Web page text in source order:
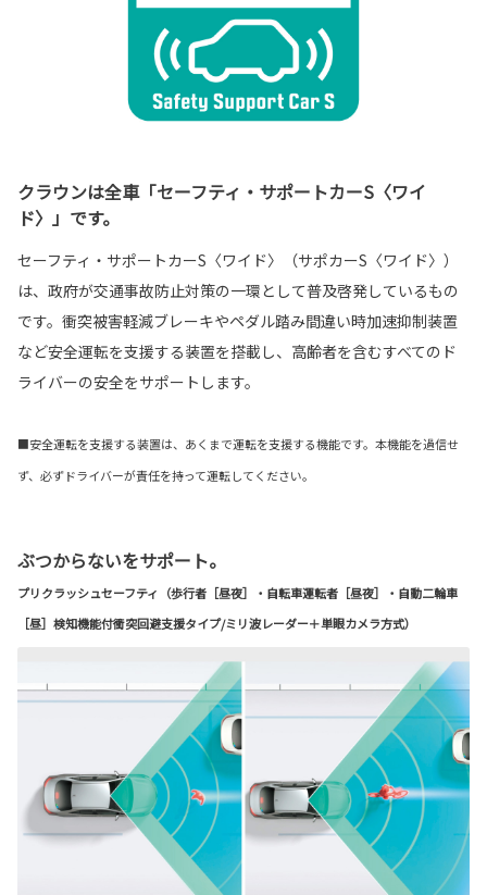
クラウンは全車「セーフティ・サポートカーS〈ワイ
ド〉」です。
セーフティ・サポートカーS〈ワイド〉（サポカーS〈ワイド〉）
は、政府が交通事故防止対策の一環として普及啓発しているもの
です。衝突被害軽減ブレーキやペダル踏み間違い時加速抑制装置
など安全運転を支援する装置を搭載し、高齢者を含むすべてのド
ライバーの安全をサポートします。
■安全運転を支援する装置は、あくまで運転を支援する機能です。本機能を過信せ
ず、必ずドライバーが責任を持って運転してください。
ぶつからないをサポート。
プリクラッシュセーフティ（歩行者［昼夜］・自転車運転者［昼夜］・自動二輪車
［昼］検知機能付衝突回避支援タイプ/ミリ波レーダー＋単眼カメラ方式）